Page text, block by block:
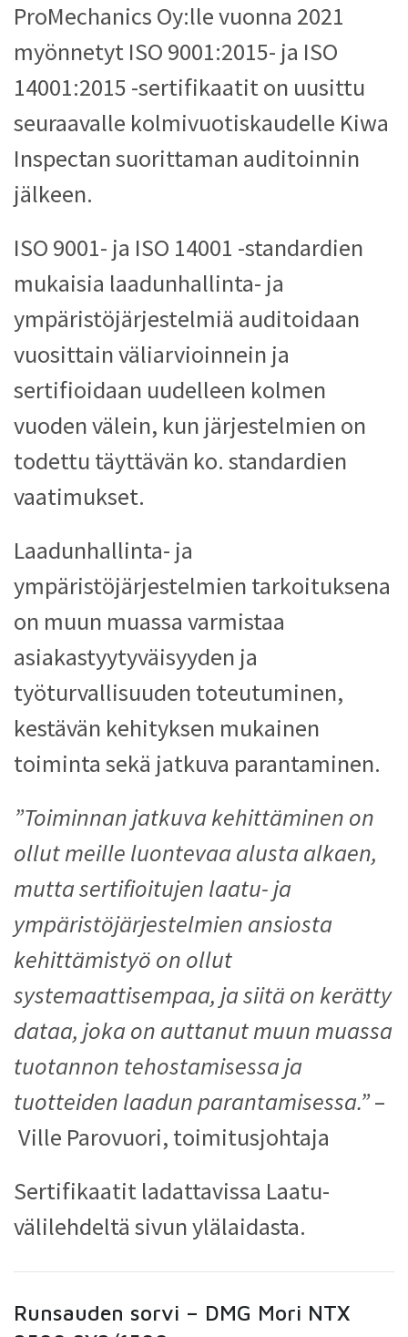
ProMechanics Oy:lle vuonna 2021
myönnetyt ISO 9001:2015- ja ISO
14001:2015 -sertifikaatit on uusittu
seuraavalle kolmivuotiskaudelle Kiwa
Inspectan suorittaman auditoinnin
jälkeen.
ISO 9001- ja ISO 14001 -standardien
mukaisia laadunhallinta- ja
ympäristöjärjestelmiä auditoidaan
vuosittain väliarvioinnein ja
sertifioidaan uudelleen kolmen
vuoden välein, kun järjestelmien on
todettu täyttävän ko. standardien
vaatimukset.
Laadunhallinta- ja
ympäristöjärjestelmien tarkoituksena
on muun muassa varmistaa
asiakastyytyväisyyden ja
työturvallisuuden toteutuminen,
kestävän kehityksen mukainen
toiminta sekä jatkuva parantaminen.
”Toiminnan jatkuva kehittäminen on
ollut meille luontevaa alusta alkaen,
mutta sertifioitujen laatu- ja
ympäristöjärjestelmien ansiosta
kehittämistyö on ollut
systemaattisempaa, ja siitä on kerätty
dataa, joka on auttanut muun muassa
tuotannon tehostamisessa ja
tuotteiden laadun parantamisessa.”–
Ville Parovuori, toimitusjohtaja
Sertifikaatit ladattavissa Laatu-
välilehdeltä sivun ylälaidasta.
Runsauden sorvi – DMG Mori NTX